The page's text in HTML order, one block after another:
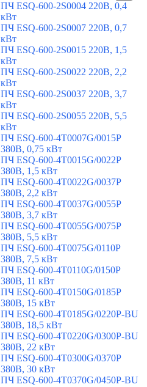
ПЧ ESQ-600-2S0004 220В, 0,4
кВт
ПЧ ESQ-600-2S0007 220В, 0,7
кВт
ПЧ ESQ-600-2S0015 220В, 1,5
кВт
ПЧ ESQ-600-2S0022 220В, 2,2
кВт
ПЧ ESQ-600-2S0037 220В, 3,7
кВт
ПЧ ESQ-600-2S0055 220В, 5,5
кВт
ПЧ ESQ-600-4T0007G/0015P
380В, 0,75 кВт
ПЧ ESQ-600-4T0015G/0022P
380В, 1,5 кВт
ПЧ ESQ-600-4T0022G/0037P
380В, 2,2 кВт
ПЧ ESQ-600-4T0037G/0055P
380В, 3,7 кВт
ПЧ ESQ-600-4T0055G/0075P
380В, 5,5 кВт
ПЧ ESQ-600-4T0075G/0110P
380В, 7,5 кВт
ПЧ ESQ-600-4T0110G/0150P
380В, 11 кВт
ПЧ ESQ-600-4T0150G/0185P
380В, 15 кВт
ПЧ ESQ-600-4T0185G/0220P-BU
380В, 18,5 кВт
ПЧ ESQ-600-4T0220G/0300P-BU
380В, 22 кВт
ПЧ ESQ-600-4T0300G/0370P
380В, 30 кВт
ПЧ ESQ-600-4T0370G/0450P-BU